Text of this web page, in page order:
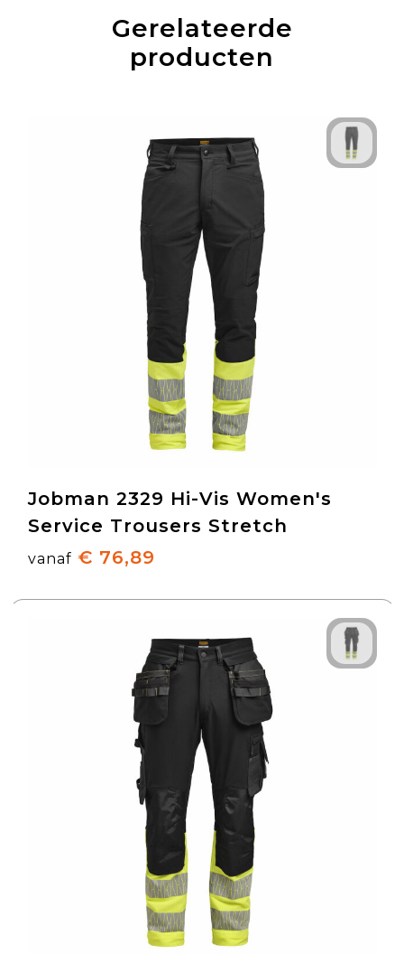
Gerelateerde
producten
Jobman 2329 Hi-Vis Women's
Service Trousers Stretch
vanaf € 76,89